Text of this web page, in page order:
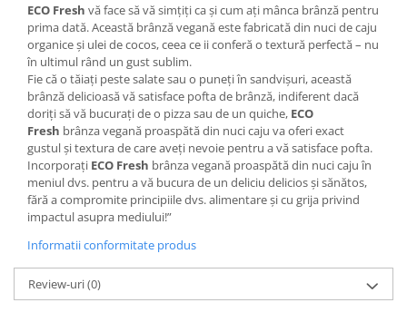
ECO Fresh vă face să vă simțiți ca și cum ați mânca brânză pentru
prima dată. Această brânză vegană este fabricată din nuci de caju
organice și ulei de cocos, ceea ce ii conferă o textură perfectă – nu
în ultimul rând un gust sublim.
Fie că o tăiați peste salate sau o puneți în sandvișuri, această
brânză delicioasă vă satisface pofta de brânză, indiferent dacă
doriți să vă bucurați de o pizza sau de un quiche, ECO
Fresh brânza vegană proaspătă din nuci caju va oferi exact
gustul și textura de care aveți nevoie pentru a vă satisface pofta.
Incorporați ECO Fresh brânza vegană proaspătă din nuci caju în
meniul dvs. pentru a vă bucura de un deliciu delicios și sănătos,
fără a compromite principiile dvs. alimentare și cu grija privind
impactul asupra mediului!”
Informatii conformitate produs
Review-uri(0)